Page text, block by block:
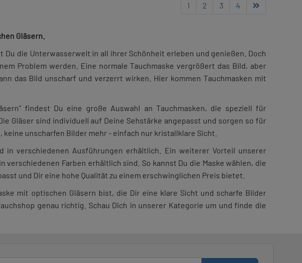
1 2 3 4
Gläsern.
die Unterwasserwelt in all ihrer Schönheit erleben und genießen. Doch
Problem werden. Eine normale Tauchmaske vergrößert das Bild, aber
das Bild unscharf und verzerrt wirken. Hier kommen Tauchmasken mit
findest Du eine große Auswahl an Tauchmasken, die speziell für
Gläser sind individuell auf Deine Sehstärke angepasst und sorgen so für
unscharfen Bilder mehr - einfach nur kristallklare Sicht.
in verschiedenen Ausführungen erhältlich. Ein weiterer Vorteil unserer
verschiedenen Farben erhältlich sind. So kannst Du die Maske wählen, die
und Dir eine hohe Qualität zu einem erschwinglichen Preis bietet.
mit optischen Gläsern bist, die Dir eine klare Sicht und scharfe Bilder
genau richtig. Schau Dich in unserer Kategorie um und finde die